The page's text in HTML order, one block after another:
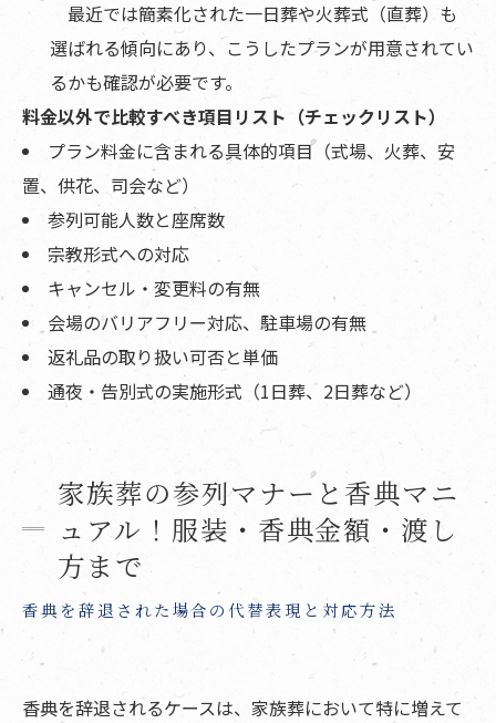
最近では簡素化された一日葬や火葬式（直葬）も
選ばれる傾向にあり、こうしたプランが用意されてい
るかも確認が必要です。
料金以外で比較すべき項目リスト（チェックリスト）
プラン料金に含まれる具体的項目（式場、火葬、安
置、供花、司会など）
参列可能人数と座席数
宗教形式への対応
キャンセル・変更料の有無
会場のバリアフリー対応、駐車場の有無
返礼品の取り扱い可否と単価
通夜・告別式の実施形式（1日葬、2日葬など）
家族葬の参列マナーと香典マニ
ュアル！服装・香典金額・渡し
方まで
香典を辞退された場合の代替表現と対応方法
香典を辞退されるケースは、家族葬において特に増えて